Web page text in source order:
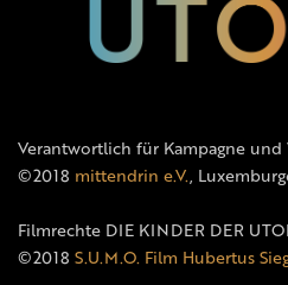
Verantwortlich für Kampagne und
©2018 mittendrin e.V.,
Filmrechte DIE KINDER DER
©2018 S.U.M.O. Film Hubertus